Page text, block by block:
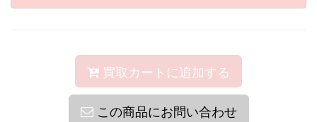
買取カートに追加する
この商品にお問い合わせ